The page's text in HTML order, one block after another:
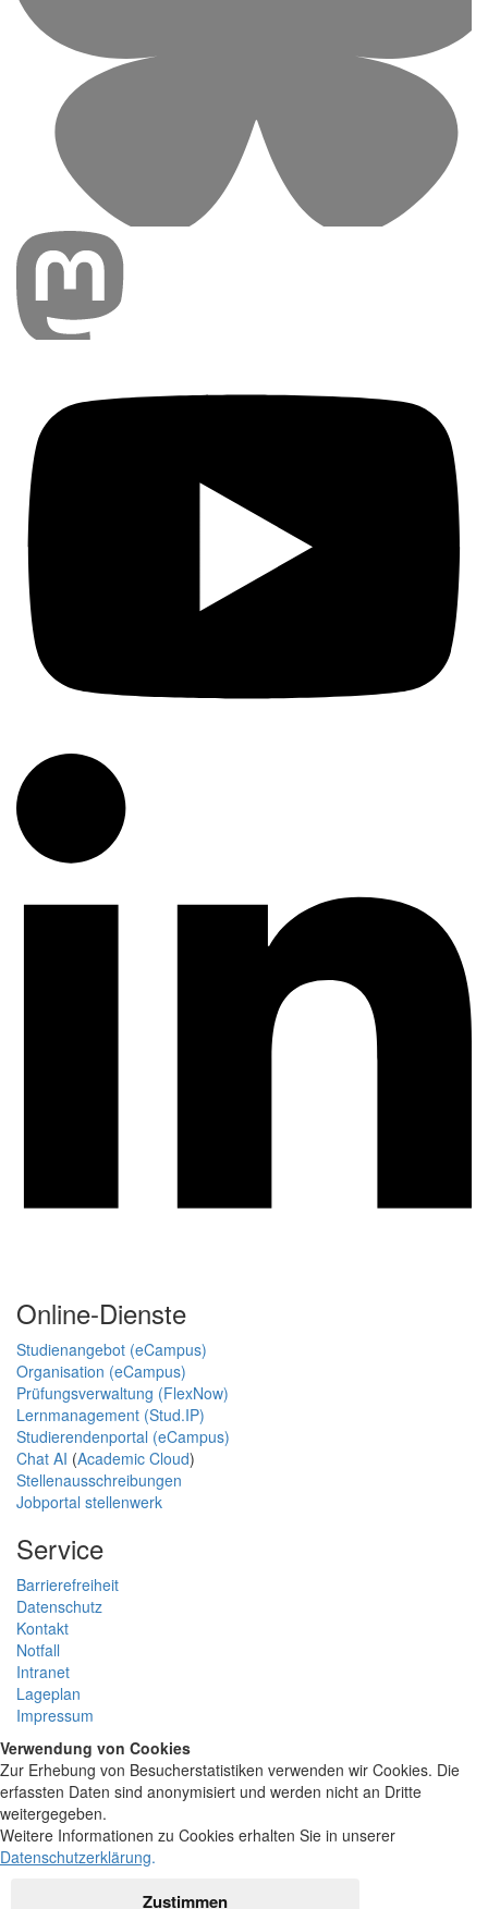
Online-Dienste
Studienangebot (eCampus)
Organisation (eCampus)
Prüfungsverwaltung (FlexNow)
Lernmanagement (Stud.IP)
Studierendenportal (eCampus)
Chat AI (Academic Cloud)
Stellenausschreibungen
Jobportal stellenwerk
Service
Barrierefreiheit
Datenschutz
Kontakt
Notfall
Intranet
Lageplan
Impressum
Verwendung von Cookies
Zur Erhebung von Besucherstatistiken verwenden wir Cookies. Die
erfassten Daten sind anonymisiert und werden nicht an Dritte
weitergegeben.
Weitere Informationen zu Cookies erhalten Sie in unserer
Datenschutzerklärung.
Zustimmen